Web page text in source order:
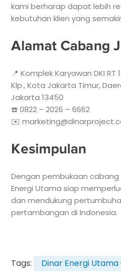
kami berharap dapat lebih
kebutuhan klien yang
Alamat Cabang
📍Komplek Karyawan DKI RT
Klp., Kota Jakarta Timur,
Jakarta 13450
☎️ 0822 – 2026 – 6662
✉️
Kesimpulan
Dengan pembukaan cabang
Energi Utama siap
dan mendukung
pertambangan di Indonesia.
Tags: Dinar Energi